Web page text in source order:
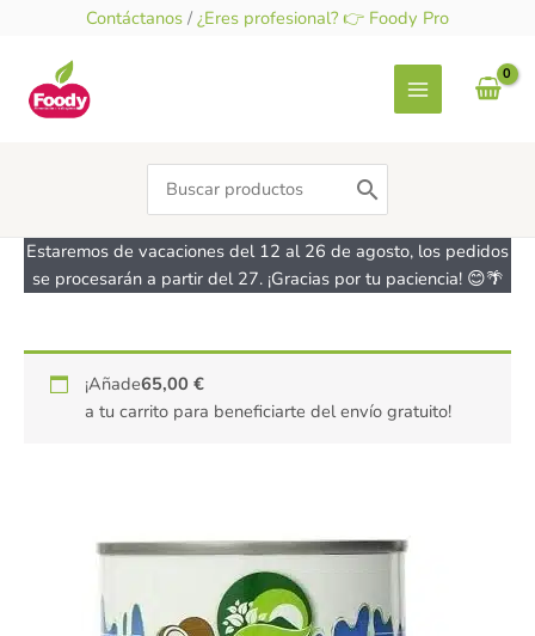
contenido
Contáctanos / ¿Eres profesional? 👉 Foody Pro
Search
for:
Estaremos de vacaciones del 12 al 26 de agosto, los pedidos
se procesarán a partir del 27. ¡Gracias por tu paciencia! 😊🌴
¡Añade65,00€
a tu carrito para beneficiarte del envío gratuito!